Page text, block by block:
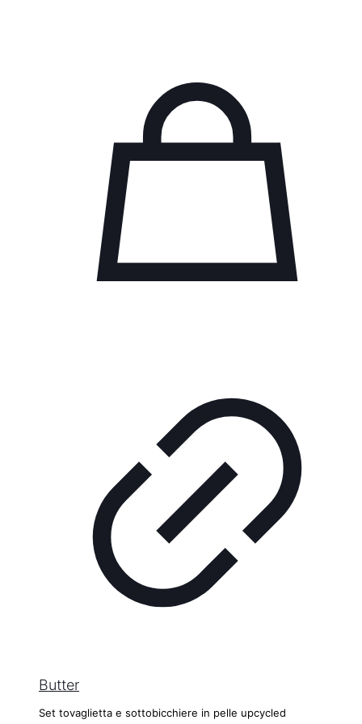
Butter
Set tovaglietta e sottobicchiere in pelle upcycled